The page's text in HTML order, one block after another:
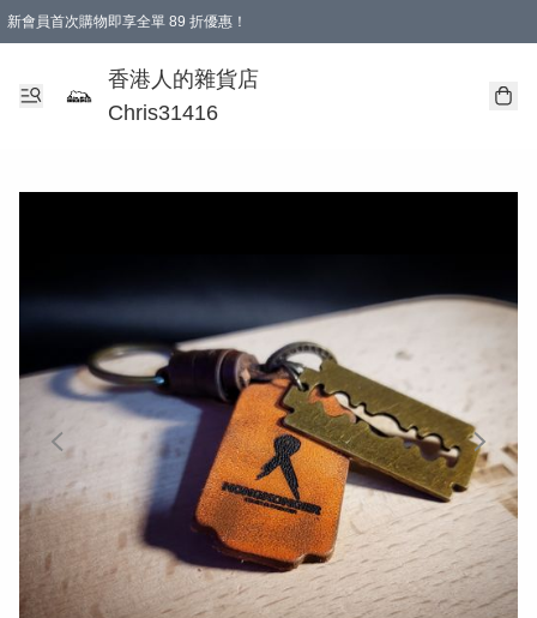
新會員首次購物即享全單 89 折優惠！
購物滿 HKD 499.00即享免運費優惠！（適用於 本地送貨、本地取貨 )
【滿 $300 專屬驚喜：無聲信物（最後一批）】
香港人的雜貨店
Chris31416